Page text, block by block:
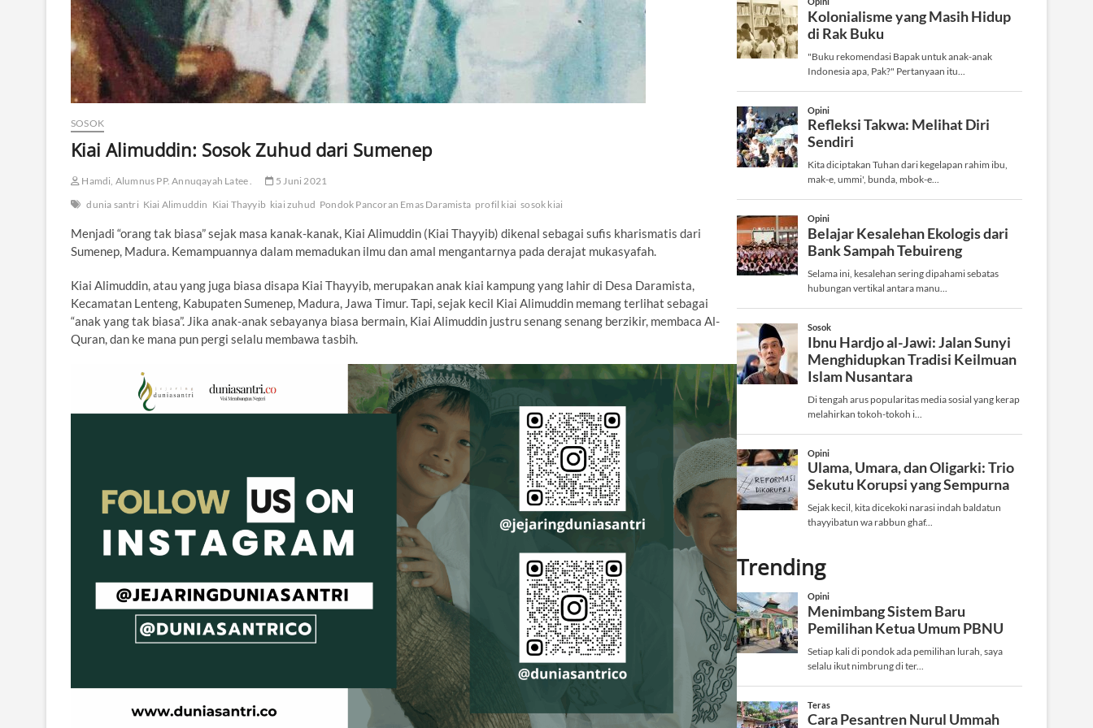
SOSOK
Kiai Alimuddin: Sosok Zuhud dari Sumenep
Hamdi, Alumnus PP. Annuqayah Latee .
5 Juni 2021
dunia santri Kiai Alimuddin Kiai Thayyib kiai zuhud Pondok Pancoran Emas Daramista profil kiai sosok kiai
Menjadi “orang tak biasa” sejak masa kanak-kanak, Kiai Alimuddin (Kiai Thayyib) dikenal sebagai sufis kharismatis dari
Sumenep, Madura. Kemampuannya dalam memadukan ilmu dan amal mengantarnya pada derajat mukasyafah.
Kiai Alimuddin, atau yang juga biasa disapa Kiai Thayyib, merupakan anak kiai kampung yang lahir di Desa Daramista,
Kecamatan Lenteng, Kabupaten Sumenep, Madura, Jawa Timur. Tapi, sejak kecil Kiai Alimuddin memang terlihat sebagai
“anak yang tak biasa”. Jika anak-anak sebayanya biasa bermain, Kiai Alimuddin justru senang senang berzikir, membaca Al-
Quran, dan ke mana pun pergi selalu membawa tasbih.
Trending